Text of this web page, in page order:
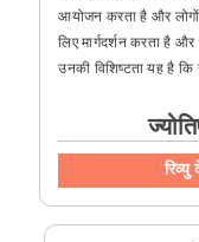
आयोजन करता है और
लिए मार्गदर्शन करता है
उनकी विशिष्टता यह है